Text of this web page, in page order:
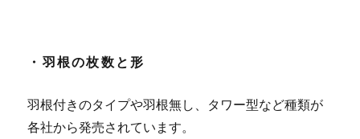
・羽根の枚数と形
羽根付きのタイプや羽根無し、タワー型など種類が
各社から発売されています。